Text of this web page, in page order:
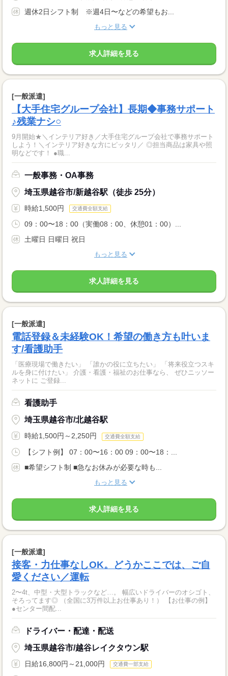
週休2日シフト制 ※週4日〜などの希望もお...
もっと見る
求人詳細を見る
[一般派遣]
【大手住宅グループ会社】長期◆事務サポート
♪残業ナシ○
9月開始★＼インテリア好き／大手住宅グループ会社で事務サポート
しよう！＼インテリア好きな方にピッタリ／ ◎担当商品は家具や照
明などです！ ●職...
一般事務・OA事務
埼玉県越谷市/新越谷駅（徒歩 25分）
時給1,500円 交通費全額支給
09：00〜18：00（実働08：00、休憩01：00）...
土曜日 日曜日 祝日
もっと見る
求人詳細を見る
[一般派遣]
電話登録＆未経験OK！希望の働き方も叶いま
す/看護助手
「医療現場で働きたい」 「誰かの役に立ちたい」 「将来役立つスキ
ルを身に付けたい」 介護・看護・福祉のお仕事なら、 ぜひニッソー
ネットに ご登録...
看護助手
埼玉県越谷市/北越谷駅
時給1,500円～2,250円 交通費全額支給
【シフト例】 07：00〜16：00 09：00〜18：...
■希望シフト制 ■急なお休みが必要な時も...
もっと見る
求人詳細を見る
[一般派遣]
接客・力仕事なしOK。どうかここでは、ご自
愛ください／運転
2〜4t、中型・大型トラックなど…。 幅広いドライバーのオシゴト、
そろってます◎ （全国に3万件以上お仕事あり！） 【お仕事の例】
●センター間配...
ドライバー・配達・配送
埼玉県越谷市/越谷レイクタウン駅
日給16,800円～21,000円 交通費一部支給